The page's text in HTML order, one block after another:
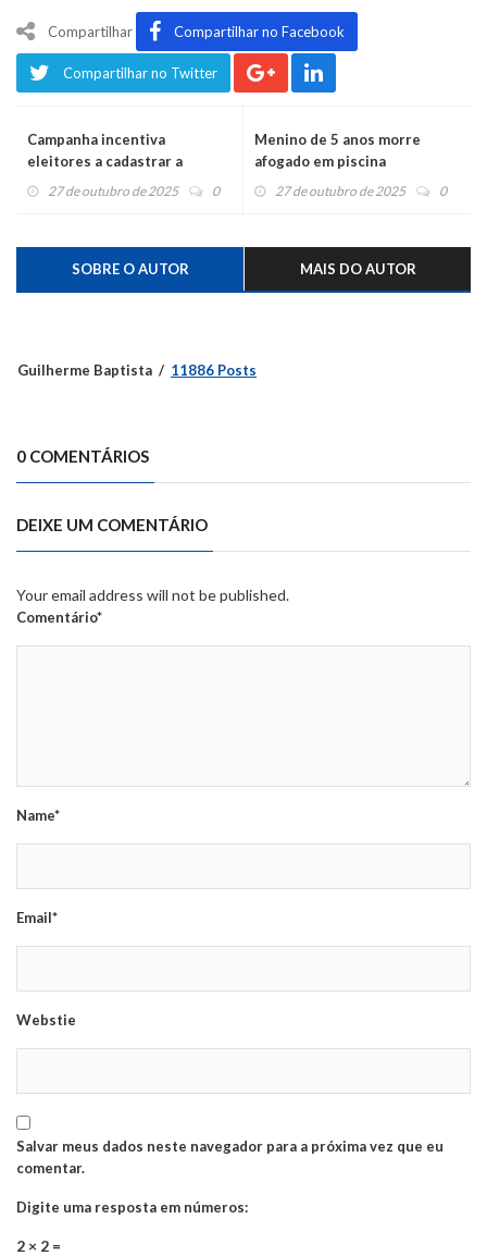
Compartilhar Compartilhar no Facebook
Compartilhar no Twitter
Campanha incentiva
eleitores a cadastrar a
biometria
27 de outubro de 2025 0
Menino de 5 anos morre
afogado em piscina
27 de outubro de 2025 0
SOBRE O AUTOR MAIS DO AUTOR
Guilherme Baptista 11886 Posts
0 COMENTÁRIOS
DEIXE UM COMENTÁRIO
Your email address will not be published.
Comentário*
Name*
Email*
Webstie
Salvar meus dados neste navegador para a próxima vez que eu
comentar.
Digite uma resposta em números:
2 × 2 =